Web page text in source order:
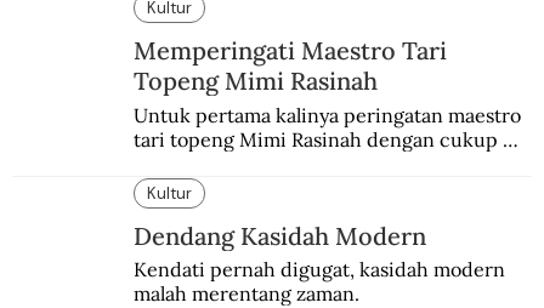
Kultur
Memperingati Maestro Tari
Topeng Mimi Rasinah
Untuk pertama kalinya peringatan maestro
tari topeng Mimi Rasinah dengan cukup
internasional.
Kultur
Dendang Kasidah Modern
Kendati pernah digugat, kasidah modern
malah merentang zaman.